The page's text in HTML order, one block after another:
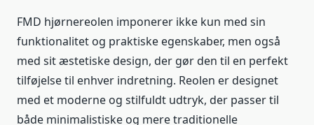
FMD hjørnereolen imponerer ikke kun med sin
funktionalitet og praktiske egenskaber, men også
med sit æstetiske design, der gør den til en perfekt
tilføjelse til enhver indretning. Reolen er designet
med et moderne og stilfuldt udtryk, der passer til
både minimalistiske og mere traditionelle